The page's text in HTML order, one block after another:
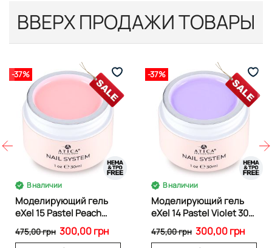
ВВЕРХ ПРОДАЖИ ТОВАРЫ
-37%
В наличии
Моделирующий гель
eXel 15 Pastel Peach
30мл
300,00 грн
475,00 грн
-37%
В наличии
Моделирующий гель
eXel 14 Pastel Violet 30
ml
300,00 грн
475,00 грн